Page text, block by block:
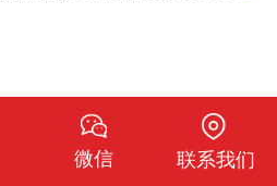
微信 联系我们